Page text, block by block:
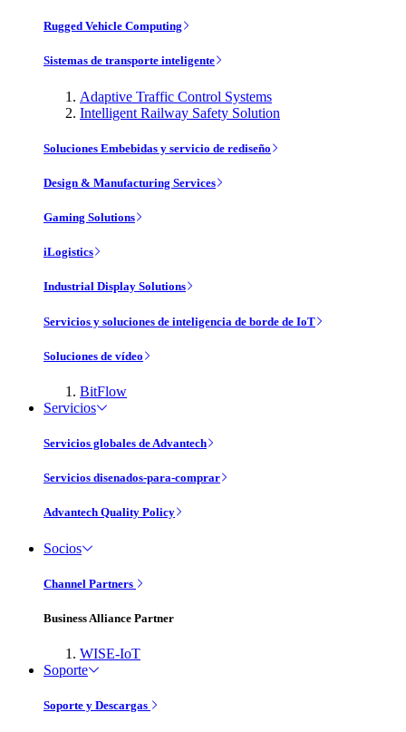
Rugged Vehicle Computing
Sistemas de transporte inteligente
Adaptive Traffic Control Systems
Intelligent Railway Safety Solution
Soluciones Embebidas y servicio de rediseño
Design & Manufacturing Services
Gaming Solutions
iLogistics
Industrial Display Solutions
Servicios y soluciones de inteligencia de borde de IoT
Soluciones de vídeo
BitFlow
Servicios
Servicios globales de Advantech
Servicios disenados-para-comprar
Advantech Quality Policy
Socios
Channel Partners
Business Alliance Partner
WISE-IoT
Soporte
Soporte y Descargas